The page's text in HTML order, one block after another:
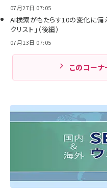
07月27日 07:05
AI検索がもたらす10の変化に備
クリスト」（後編）
07月13日 07:05
このコー